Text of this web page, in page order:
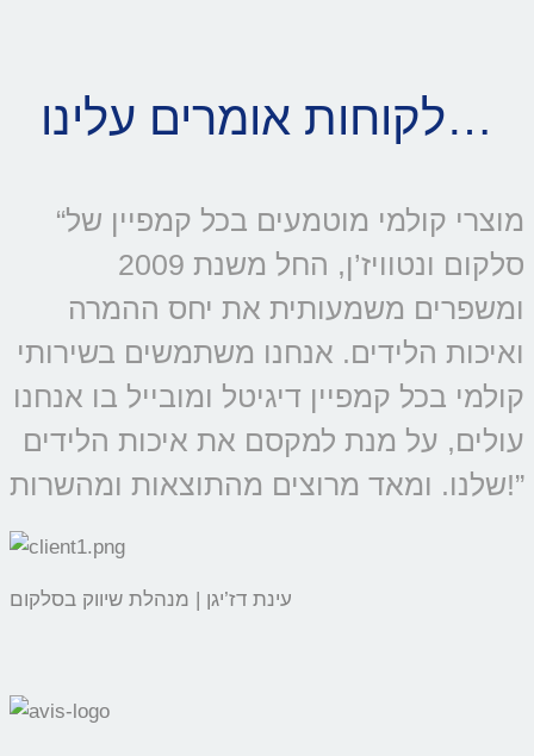
לקוחות אומרים עלינו…
“מוצרי קולמי מוטמעים בכל קמפיין של
סלקום ונטוויז’ן, החל משנת 2009
ומשפרים משמעותית את יחס ההמרה
ואיכות הלידים. אנחנו משתמשים בשירותי
קולמי בכל קמפיין דיגיטל ומובייל בו אנחנו
עולים, על מנת למקסם את איכות הלידים
שלנו. ומאד מרוצים מהתוצאות ומהשרות!”
עינת דז’יגן | מנהלת שיווק בסלקום